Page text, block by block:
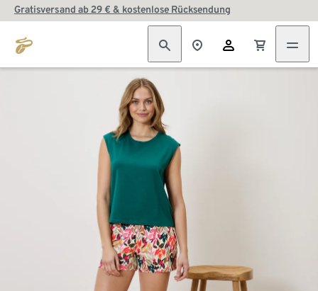
Gratisversand ab 29 € & kostenlose Rücksendung